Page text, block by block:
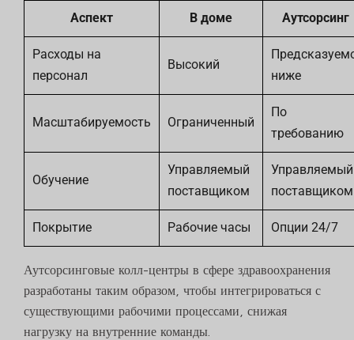
Аспект В доме Аутсорсинг
Расходы на
персонал
Высокий
ниже
Масштабируемость Ограниченный
По
требованию
Обучение
Управляемый
поставщиком
Управляемый
поставщиком
Покрытие Рабочие часы Опции 24/7
Аутсорсинговые колл-центры в сфере здравоохранения
разработаны таким образом, чтобы интегрироваться с
существующими рабочими процессами, снижая
нагрузку на внутренние команды.